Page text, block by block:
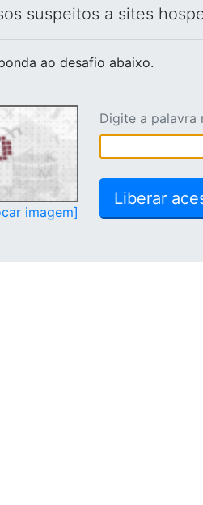
suspeitos a sites
ao desafio abaixo.
imagem]
Digite a palavra